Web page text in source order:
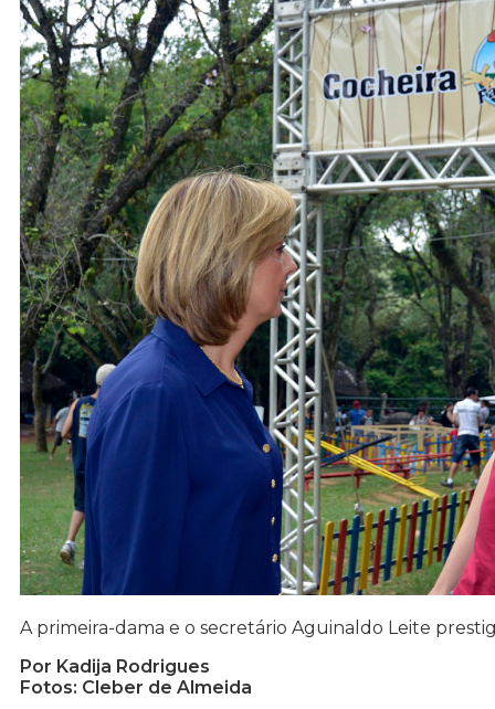
A primeira-dama e o secretário Aguinaldo Leite
Por Kadija Rodrigues
Fotos: Cleber de Almeida